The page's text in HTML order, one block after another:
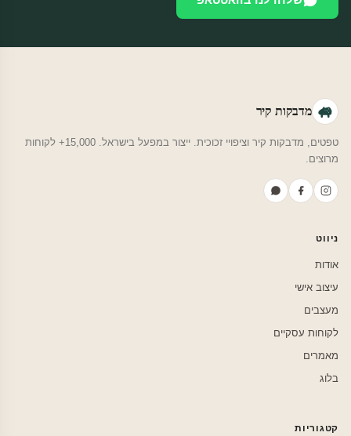
מדבקות קיר
טפטים, מדבקות קיר וציפויי זכוכית. ייצור במפעל בישראל. 15,000+ לקוחות
מרוצים.
ניווט
אודות
עיצוב אישי
מעצבים
לקוחות עסקיים
מאמרים
בלוג
קטגוריות